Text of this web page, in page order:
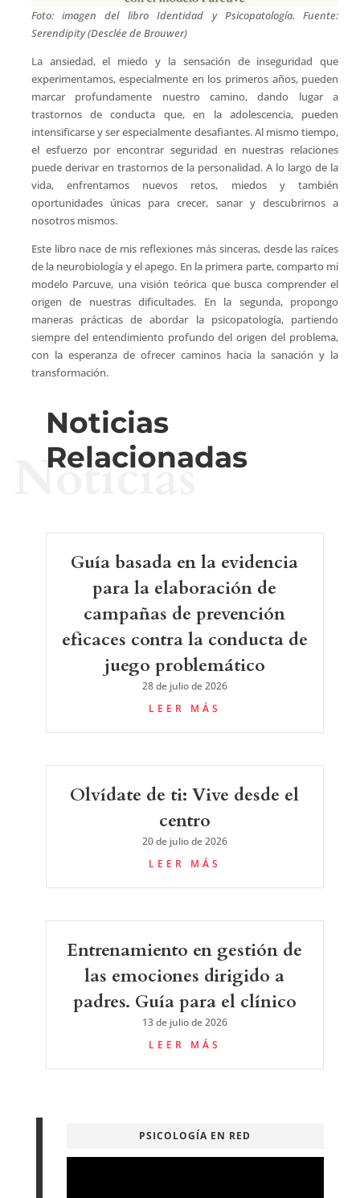
Foto: imagen del libro Identidad y Psicopatología. Fuente:
Serendipity (Desclée de Brouwer)
La ansiedad, el miedo y la sensación de inseguridad que
experimentamos, especialmente en los primeros años, pueden
marcar profundamente nuestro camino, dando lugar a
trastornos de conducta que, en la adolescencia, pueden
intensificarse y ser especialmente desafiantes. Al mismo tiempo,
el esfuerzo por encontrar seguridad en nuestras relaciones
puede derivar en trastornos de la personalidad. A lo largo de la
vida, enfrentamos nuevos retos, miedos y también
oportunidades únicas para crecer, sanar y descubrirnos a
nosotros mismos.
Este libro nace de mis reflexiones más sinceras, desde las raíces
de la neurobiología y el apego. En la primera parte, comparto mi
modelo Parcuve, una visión teórica que busca comprender el
origen de nuestras dificultades. En la segunda, propongo
maneras prácticas de abordar la psicopatología, partiendo
siempre del entendimiento profundo del origen del problema,
con la esperanza de ofrecer caminos hacia la sanación y la
transformación.
Noticias
Relacionadas
Noticias
Guía basada en la evidencia
para la elaboración de
campañas de prevención
eficaces contra la conducta de
juego problemático
28 de julio de 2026
LEER MÁS
Olvídate de ti: Vive desde el
centro
20 de julio de 2026
LEER MÁS
Entrenamiento en gestión de
las emociones dirigido a
padres. Guía para el clínico
13 de julio de 2026
LEER MÁS
PSICOLOGÍA EN RED